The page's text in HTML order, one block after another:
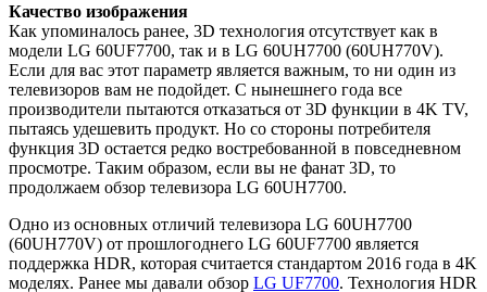
Качество изображения
Как упоминалось ранее, 3D технология отсутствует как в
модели LG 60UF7700, так и в LG 60UH7700 (60UH770V).
Если для вас этот параметр является важным, то ни один из
телевизоров вам не подойдет. С нынешнего года все
производители пытаются отказаться от 3D функции в 4K TV,
пытаясь удешевить продукт. Но со стороны потребителя
функция 3D остается редко востребованной в повседневном
просмотре. Таким образом, если вы не фанат 3D, то
продолжаем обзор телевизора LG 60UH7700.
Одно из основных отличий телевизора LG 60UH7700
(60UH770V) от прошлогоднего LG 60UF7700 является
поддержка HDR, которая считается стандартом 2016 года в 4K
моделях. Ранее мы давали обзор LG UF7700. Технология HDR